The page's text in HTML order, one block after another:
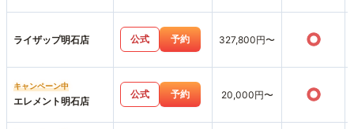
ライザップ明石店 公式 予約 327,800円〜 ○
キャンペーン中
エレメント明石店
公式 予約 20,000円〜 ○